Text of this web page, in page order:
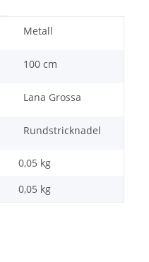
Metall
100 cm
Lana Grossa
Rundstricknadel
0,05 kg
0,05 kg